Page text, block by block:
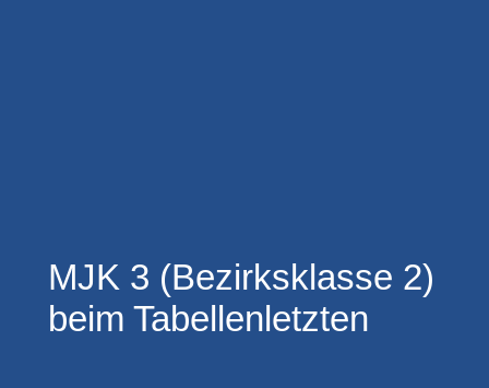
MJK 3 (Bezirksklasse 2)
beim Tabellenletzten